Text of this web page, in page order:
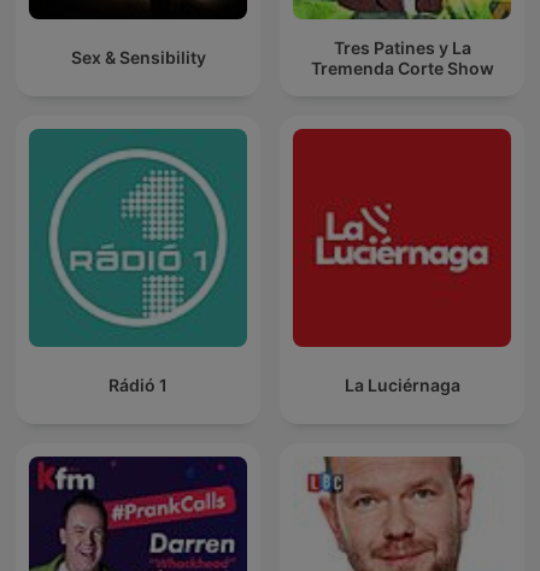
Sex & Sensibility
Tres Patines y La
Tremenda Corte Show
Rádió 1 La Luciérnaga